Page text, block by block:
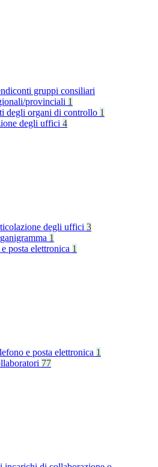
gruppi consiliari
provinciali 1
degli organi di controllo 1
degli uffici 4
degli uffici 3
1
posta elettronica 1
e posta elettronica 1
77